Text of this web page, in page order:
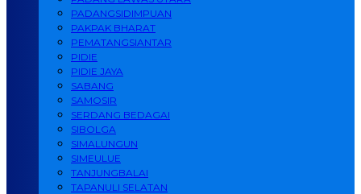
PADANGSIDIMPUAN
PAKPAK BHARAT
PEMATANGSIANTAR
PIDIE
PIDIE JAYA
SABANG
SAMOSIR
SERDANG BEDAGAI
SIBOLGA
SIMALUNGUN
SIMEULUE
TANJUNGBALAI
TAPANULI SELATAN